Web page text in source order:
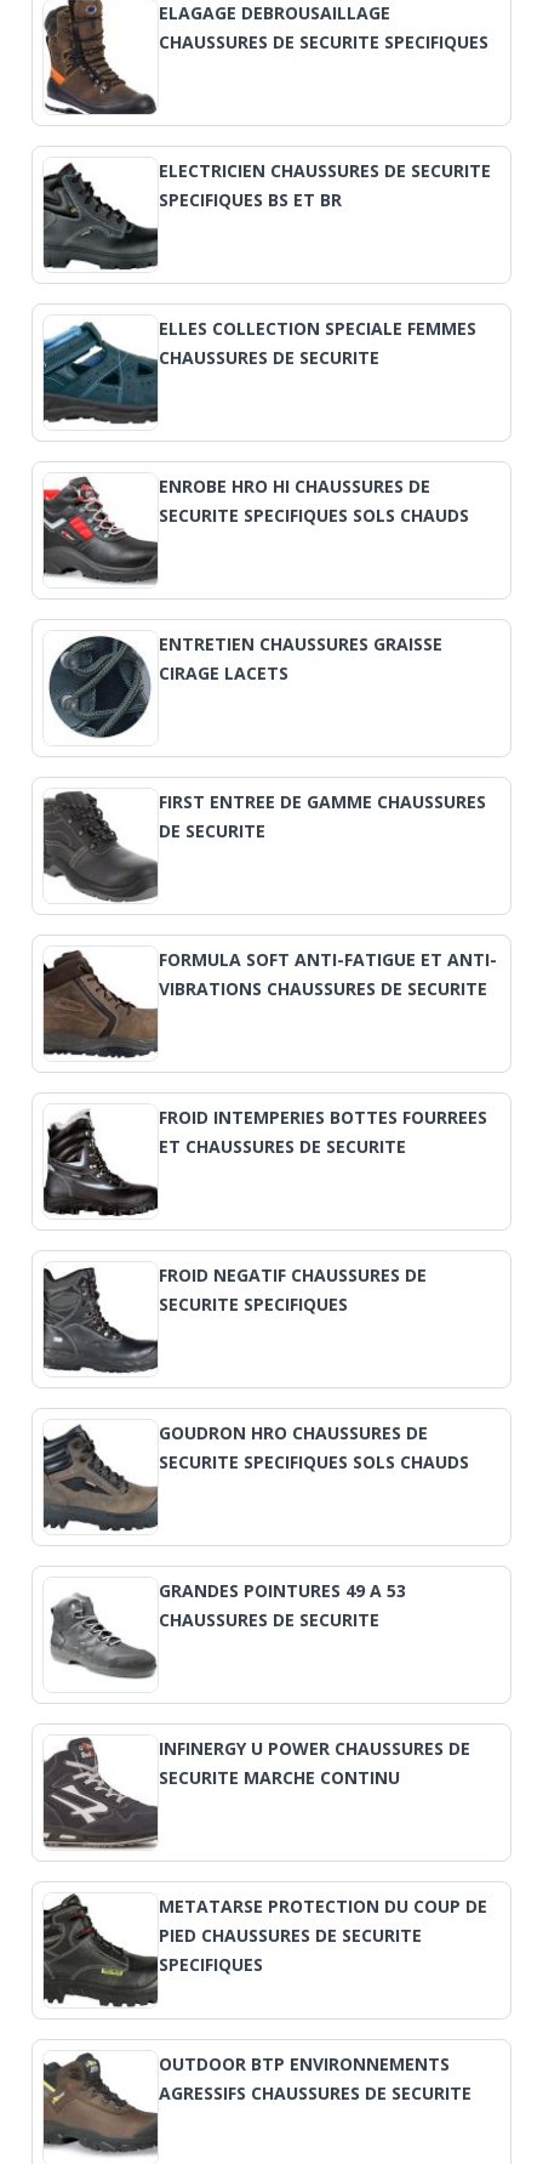
ELAGAGE DEBROUSAILLAGE
CHAUSSURES DE SECURITE SPECIFIQUES
ELECTRICIEN CHAUSSURES DE SECURITE
SPECIFIQUES BS ET BR
ELLES COLLECTION SPECIALE FEMMES
CHAUSSURES DE SECURITE
ENROBE HRO HI CHAUSSURES DE
SECURITE SPECIFIQUES SOLS CHAUDS
ENTRETIEN CHAUSSURES GRAISSE
CIRAGE LACETS
FIRST ENTREE DE GAMME CHAUSSURES
DE SECURITE
FORMULA SOFT ANTI-FATIGUE ET ANTI-
VIBRATIONS CHAUSSURES DE SECURITE
FROID INTEMPERIES BOTTES FOURREES
ET CHAUSSURES DE SECURITE
FROID NEGATIF CHAUSSURES DE
SECURITE SPECIFIQUES
GOUDRON HRO CHAUSSURES DE
SECURITE SPECIFIQUES SOLS CHAUDS
GRANDES POINTURES 49 A 53
CHAUSSURES DE SECURITE
INFINERGY U POWER CHAUSSURES DE
SECURITE MARCHE CONTINU
METATARSE PROTECTION DU COUP DE
PIED CHAUSSURES DE SECURITE
SPECIFIQUES
OUTDOOR BTP ENVIRONNEMENTS
AGRESSIFS CHAUSSURES DE SECURITE